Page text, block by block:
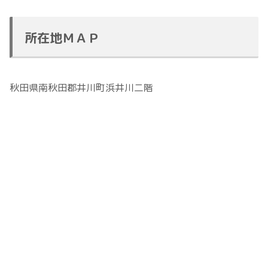
所在地ＭＡＰ
秋田県南秋田郡井川町浜井川二階